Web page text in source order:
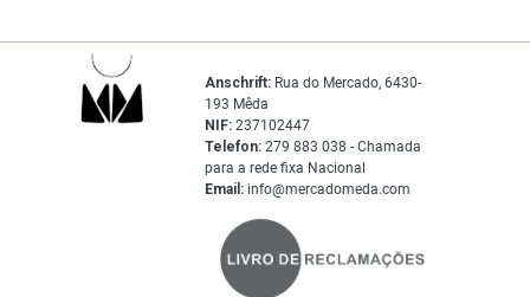
Anschrift: Rua do Mercado, 6430-
193 Mêda
NIF: 237102447
Telefon: 279 883 038 - Chamada
para a rede fixa Nacional
Email: info@mercadomeda.com